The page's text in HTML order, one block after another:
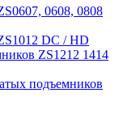
0608, 0808
DC / HD
ZS1212 1414
подъемников